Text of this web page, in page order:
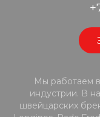
Мы работаем в
индустрии. В
швейцарских